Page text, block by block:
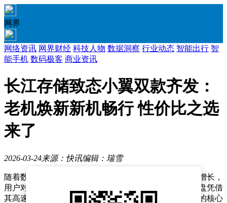
网界
网络资讯 网界财经 科技人物 数据洞察 行业动态 智能出行 智
能手机 数码极客 商业资讯
长江存储致态小翼双款齐发：
老机焕新新机畅行 性价比之选
来了
2026-03-24来源：快讯编辑：瑞雪
随着数字内容创作、大型游戏及多任务处理需求的持续增长，
用户对存储设备的性能与容量提出了更高要求。固态硬盘凭借
其高速读写、低延迟等特性，已成为提升电脑整体体验的核心